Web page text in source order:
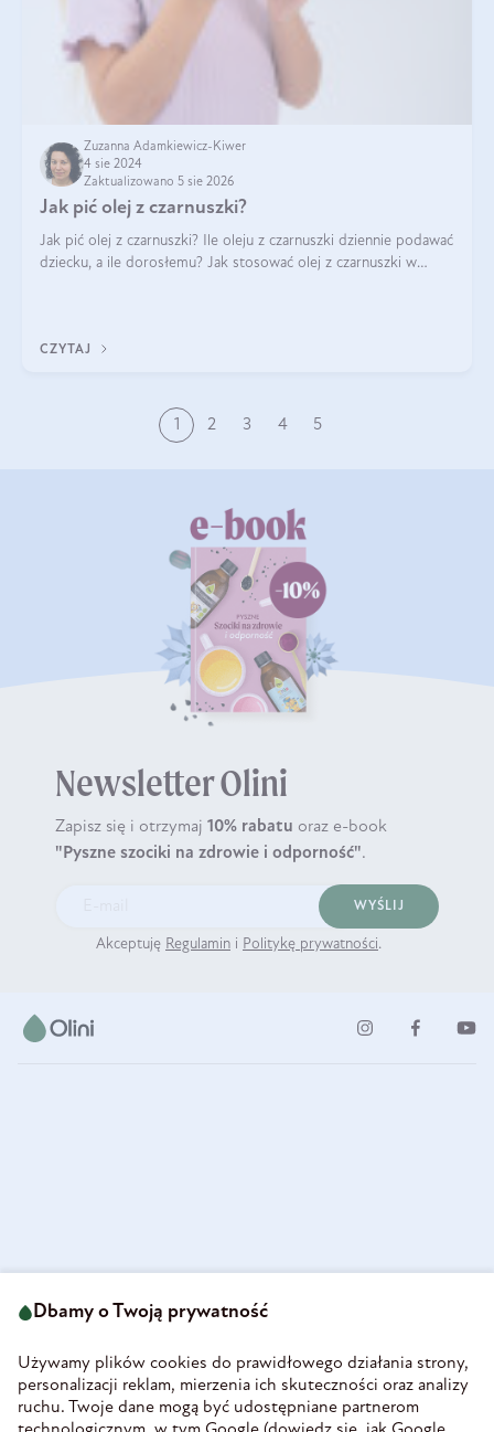
Zuzanna Adamkiewicz-Kiwer
4 sie 2024
Zaktualizowano 5 sie 2026
Jak pić olej z czarnuszki?
Jak pić olej z czarnuszki? Ile oleju z czarnuszki dziennie podawać
dziecku, a ile dorosłemu? Jak stosować olej z czarnuszki w
CZYTAJ
1 2 3 4 5
Newsletter Olini
Zapisz się i otrzymaj 10% rabatu oraz e-book
"Pyszne szociki na zdrowie i odporność".
WYŚLIJ
Akceptuję Regulamin i Politykę prywatności.
58-160 Świebodzice
REGON 890213034
INFORMACJE
Dbamy o Twoją prywatność
Używamy plików cookies do prawidłowego działania strony,
personalizacji reklam, mierzenia ich skuteczności oraz analizy
ruchu. Twoje dane mogą być udostępniane partnerom